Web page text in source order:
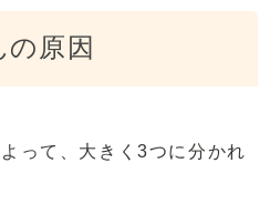
の原因
って、大きく3つに分かれ